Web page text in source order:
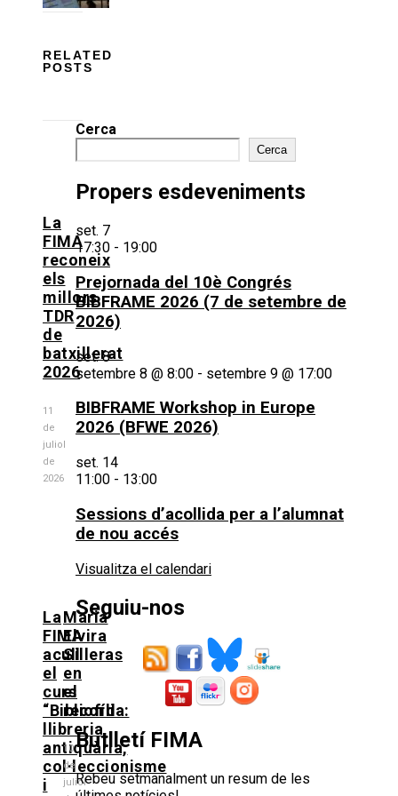
RELATED
POSTS
La
FIMA
reconeix
els
millors
TDR
de
batxillerat
2026
11
de
juliol
de
2026
La
FIMA
acull
el
curs
“Bibliofília:
llibreria
antiquària,
col·leccionisme
i
Maria
Elvira
Silleras
en
el
record
10
de
juliol
Cerca
Cerca
Propers esdeveniments
set. 7
17:30 - 19:00
Prejornada del 10è Congrés
BIBFRAME 2026 (7 de setembre de
2026)
set.8
setembre 8 @ 8:00 - setembre 9 @ 17:00
BIBFRAME Workshop in Europe
2026 (BFWE 2026)
set. 14
11:00 - 13:00
Sessions d’acollida per a l’alumnat
de nou accés
Visualitza el calendari
Seguiu-nos
Butlletí FIMA
Rebeu setmanalment un resum de les